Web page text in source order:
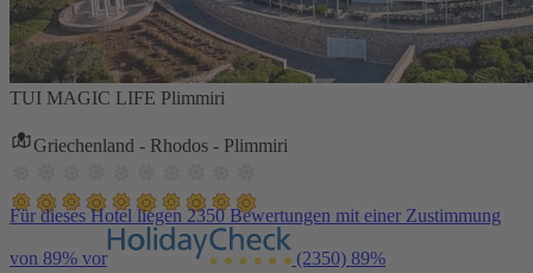
TUI MAGIC LIFE Plimmiri
Griechenland - Rhodos - Plimmiri
Für dieses Hotel liegen 2350 Bewertungen mit einer Zustimmung
von 89% vor (2350) 89%